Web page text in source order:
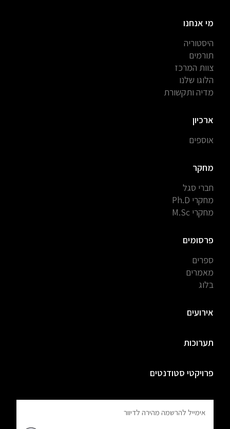
מי אנחנו
היסטוריה
תורמים
צוות המרכז
הלוגו שלנו
מדיה ותקשורת
ארכיון
אוספים
מחקר
חברי סגל
מחקרי Ph.D
מחקרי M.Sc
פרסומים
ספרים
מאמרים
בלוג
אירועים
תערוכות
פרויקטי סטודנטים